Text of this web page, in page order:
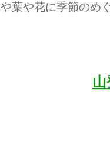
葉や花に季節のめ
山